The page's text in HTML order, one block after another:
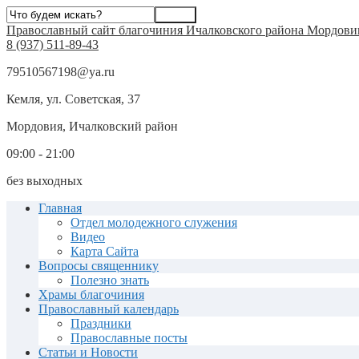
Православный сайт благочиния Ичалковского района
8 (937) 511-89-43
79510567198@ya.ru
Кемля, ул. Советская, 37
Мордовия, Ичалковский район
09:00 - 21:00
без выходных
Главная
Отдел молодежного служения
Видео
Карта Сайта
Вопросы священнику
Полезно знать
Храмы благочиния
Православный календарь
Праздники
Православные посты
Статьи и Новости